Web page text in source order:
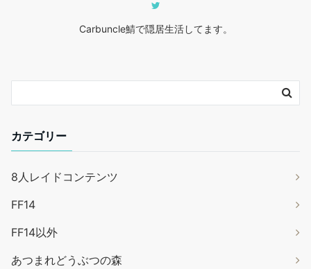
Carbuncle鯖で隠居生活してます。
カテゴリー
8人レイドコンテンツ
FF14
FF14以外
あつまれどうぶつの森